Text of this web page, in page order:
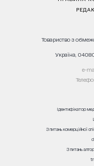
Товариство з
Україна,
е-
Ідентифікатор
З питань комерційної
З питань